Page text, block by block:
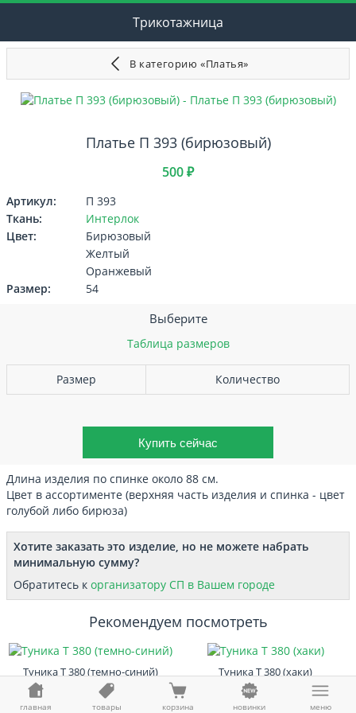
Трикотажница
В категорию «Платья»
Платье П 393 (бирюзовый)
500 ₽
Артикул:
П 393
Ткань:
Интерлок
Цвет:
Бирюзовый
Желтый
Оранжевый
Размер:
54
Выберите
Таблица размеров
Размер Количество
Длина изделия по спинке около 88 см.
Цвет в ассортименте (верхняя часть изделия и спинка - цвет
голубой либо бирюза)
Хотите заказать это изделие, но не можете набрать
минимальную сумму?
Обратитесь к организатору СП в Вашем городе
Рекомендуем посмотреть
Туника Т 380 (темно-синий)
490 ₽ / 476 ₽
Туника Т 380 (хаки)
490 ₽ / 476 ₽